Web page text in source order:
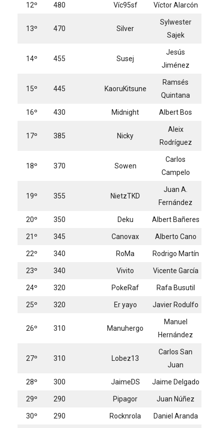
12º 480 Víc95sf Víctor Alarcón
13º 470 Silver
Sylwester
Sajek
14º 455 Susej
Jesús
Jiménez
15º 445 KaoruKitsune
Ramsés
Quintana
16º 430 Midnight Albert Bos
17º 385 Nicky
Aleix
Rodríguez
18º 370 Sowen
Carlos
Campelo
19º 355 NietzTKD
Juan A.
Fernández
20º 350 Deku Albert Bañeres
21º 345 Canovax Alberto Cano
22º 340 RoMa Rodrigo Martín
23º 340 Vivito Vicente García
24º 320 PokeRaf Rafa Busutil
25º 320 Er yayo Javier Rodulfo
26º 310 Manuhergo
Manuel
Hernández
27º 310 Lobez13
Carlos San
Juan
28º 300 JaimeDS Jaime Delgado
29º 290 Pipagor Juan Núñez
30º 290 Rocknrola Daniel Aranda